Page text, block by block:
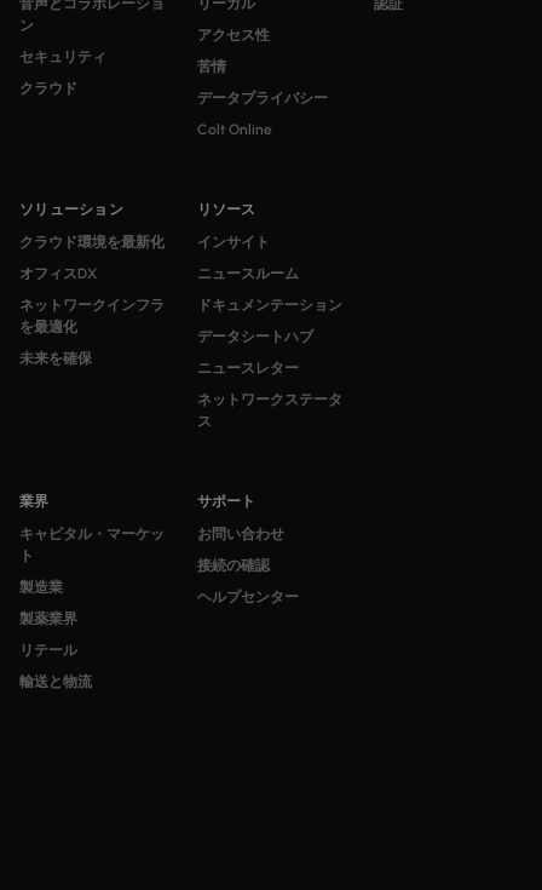
音声とコラボレーショ
ン
セキュリティ
クラウド
ソリューション
クラウド環境を最新化
オフィスDX
ネットワークインフラ
を最適化
未来を確保
業界
キャピタル・マーケッ
ト
製造業
製薬業界
リテール
輸送と物流
リソース
インサイト
ニュースルーム
ドキュメンテーション
データシートハブ
ニュースレター
ネットワークステータ
ス
リーガル
アクセス性
苦情
データプライバシー
Colt Online
サポート
お問い合わせ
接続の確認
ヘルプセンター
認証